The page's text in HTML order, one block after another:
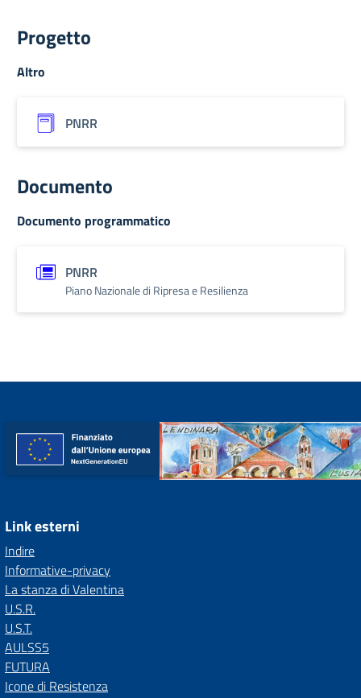
Progetto
Altro
PNRR
Documento
Documento programmatico
PNRR
Piano Nazionale di Ripresa e Resilienza
Link esterni
Indire
Informative-privacy
La stanza di Valentina
U.S.R.
U.S.T.
AULSS5
FUTURA
Icone di Resistenza